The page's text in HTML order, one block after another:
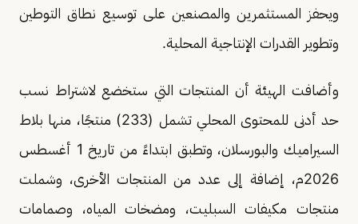
ويحفز المستثمرين والمصنعين على توسيع نطاق التوطين
وتطوير القدرات الإنتاجية المحلية.
وأضافت الهيئة أن المنتجات التي ستخضع لاشتراط نسب
حد أدنى للمحتوى المحلي تشمل (233) منتجًا، منها بلاط
السيراميك والبورسلان، وتطبق ابتداءً من تاريخ 1 أغسطس
2026م، إضافة إلى عدد من المنتجات الأخرى، وشملت
منتجات مكيفات السبليت، ومضخات المياه، وصمامات